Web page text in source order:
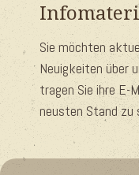
Sie möchten
Neuigkeiten über
tragen Sie ihre E-
neusten Stand zu